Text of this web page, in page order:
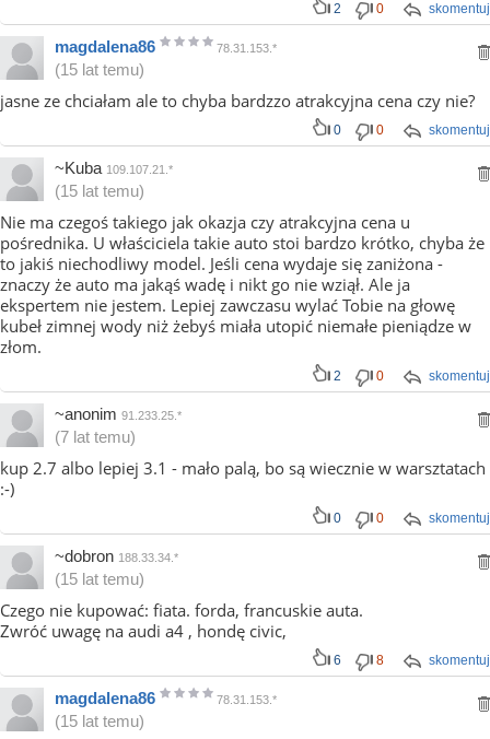
skomentuj
2 0
magdalena86 78.31.153.*
(15 lat temu)
jasne ze chciałam ale to chyba bardzzo atrakcyjna cena czy nie?
skomentuj
0 0
~Kuba 109.107.21.*
(15 lat temu)
Nie ma czegoś takiego jak okazja czy atrakcyjna cena u
pośrednika. U właściciela takie auto stoi bardzo krótko, chyba że
to jakiś niechodliwy model. Jeśli cena wydaje się zaniżona -
znaczy że auto ma jakąś wadę i nikt go nie wziął. Ale ja
ekspertem nie jestem. Lepiej zawczasu wylać Tobie na głowę
kubeł zimnej wody niż żebyś miała utopić niemałe pieniądze w
złom.
skomentuj
2 0
~anonim 91.233.25.*
(7 lat temu)
kup 2.7 albo lepiej 3.1 - mało palą, bo są wiecznie w warsztatach
:-)
skomentuj
0 0
~dobron 188.33.34.*
(15 lat temu)
Czego nie kupować: fiata. forda, francuskie auta.
Zwróć uwagę na audi a4 , hondę civic,
skomentuj
6 8
magdalena86 78.31.153.*
(15 lat temu)